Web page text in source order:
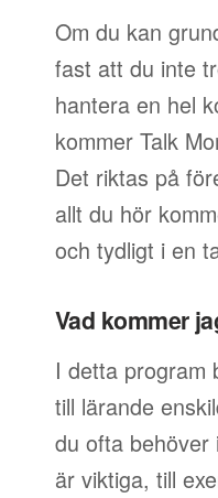
Om du kan
fast att du inte
hantera en hel
kommer Talk
Det riktas på
allt du hör
och tydligt i en
Vad kommer
I detta program
till lärande
du ofta behöver
är viktiga, till